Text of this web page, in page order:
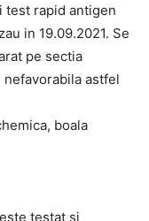
test rapid antigen
in 19.09.2021. Se
pe sectia
astfel
boala
testat si